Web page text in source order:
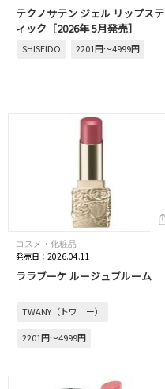
テクノサテン ジェル リップステ
ィック［2026年 5月発売］
SHISEIDO 2201円～4999円
コスメ・化粧品
発売日：2026.04.11
ララブーケ ルージュブルーム
TWANY（トワニー）
2201円～4999円